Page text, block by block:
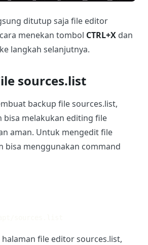
ditutup saja file editor
menekan tombol CTRL+X dan
langkah selanjutnya.
sources.list
backup file sources.list,
bisa melakukan editing file
aman. Untuk mengedit file
bisa menggunakan command
file editor sources.list,